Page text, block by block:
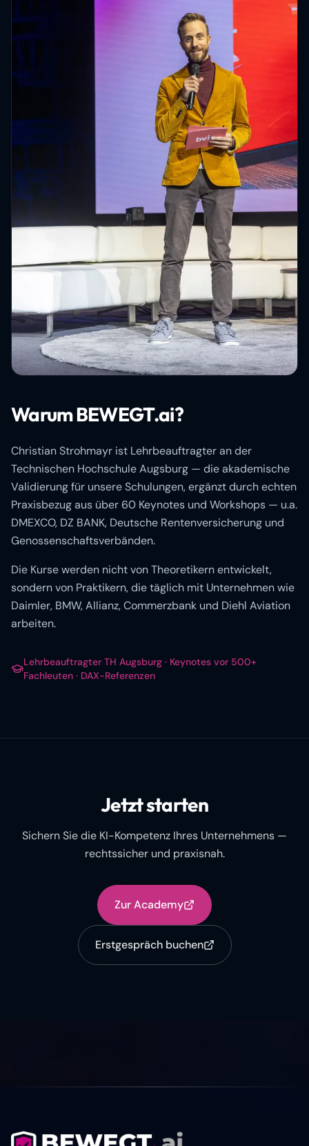
Warum BEWEGT.ai?
Christian Strohmayr ist Lehrbeauftragter an der
Technischen Hochschule Augsburg — die akademische
Validierung für unsere Schulungen, ergänzt durch echten
Praxisbezug aus über 60 Keynotes und Workshops — u.a.
DMEXCO, DZ BANK, Deutsche Rentenversicherung und
Genossenschaftsverbänden.
Die Kurse werden nicht von Theoretikern entwickelt,
sondern von Praktikern, die täglich mit Unternehmen wie
Daimler, BMW, Allianz, Commerzbank und Diehl Aviation
arbeiten.
Lehrbeauftragter TH Augsburg · Keynotes vor 500+
Fachleuten · DAX-Referenzen
Jetzt starten
Sichern Sie die KI-Kompetenz Ihres Unternehmens —
rechtssicher und praxisnah.
Zur Academy
Erstgespräch buchen